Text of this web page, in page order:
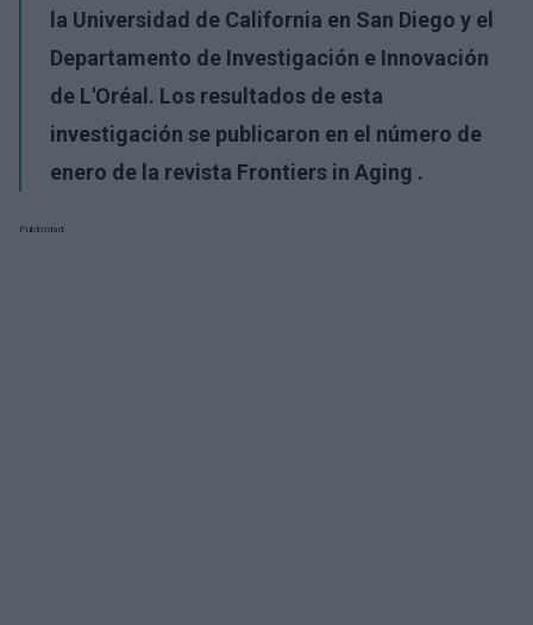
la Universidad de California en San Diego y el
Departamento de Investigación e Innovación
de L'Oréal. Los resultados de esta
investigación se publicaron en el número de
enero de la revista Frontiers in Aging .
Publicidad: